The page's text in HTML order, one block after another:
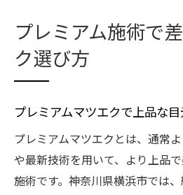
プレミアム施術で
ク選び方
プレミアムマツエクで上品な
プレミアムマツエクとは、通常
や最新技術を用いて、より上品
施術です。神奈川県横浜市では